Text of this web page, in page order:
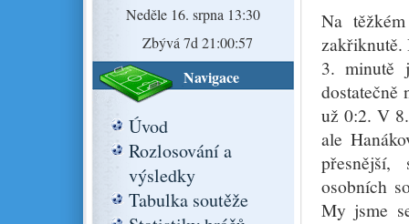
Neděle 16. srpna 13:30
Zbývá 7d 21:00:56
Navigace
Úvod
Rozlosování a
výsledky
Tabulka soutěže
Na
zakřiknutě.
3. minutě
už 0:2. V
ale
přesnější,
osobních
My jsme